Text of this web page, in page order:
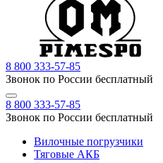
8 800 333-57-85
Звонок по России бесплатный
8 800 333-57-85
Звонок по России бесплатный
Вилочные погрузчики
Тяговые АКБ